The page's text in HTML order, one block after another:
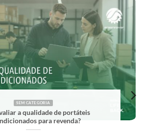
SEM CATEGORIA
a qualidade de portáteis
para revenda?